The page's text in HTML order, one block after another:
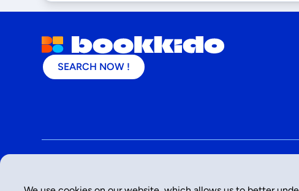
SEARCH NOW !